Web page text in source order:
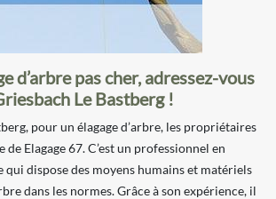
d’arbre pas cher, adressez-vous
Le Bastberg !
pour un élagage d’arbre, les propriétaires
Elagage 67. C’est un professionnel en
qui dispose des moyens humains et matériels
dans les normes. Grâce à son expérience, il